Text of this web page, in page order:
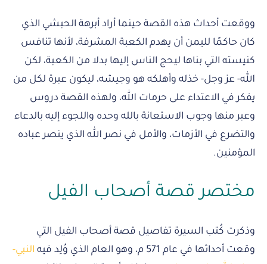
ووقعت أحداث هذه القصة حينما أراد أبرهة الحبشي الذي
كان حاكمًا لليمن أن يهدم الكعبة المشرفة، لأنها تنافس
كنيسته التي بناها ليحج الناس إليها بدلا من الكعبة، لكن
الله- عز وجل- خذله وأهلكه هو وجيشه، ليكون عبرة لكل من
يفكر في الاعتداء على حرمات الله، ولهذه القصة دروس
وعبر منها وجوب الاستعانة بالله وحده واللجوء إليه بالدعاء
والتضرع في الأزمات، والأمل في نصر الله الذي ينصر عباده
المؤمنين.
مختصر قصة أصحاب الفيل
وذكرت كُتب السيرة تفاصيل قصة أصحاب الفيل التي
وقعت أحداثها في عام 571 م، وهو العام الذي وُلِد فيه
النبي-